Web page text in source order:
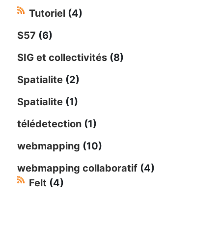
Tutoriel (4)
S57 (6)
SIG et collectivités (8)
Spatialite (2)
Spatialite (1)
télédetection (1)
webmapping (10)
webmapping collaboratif (4)
Felt (4)